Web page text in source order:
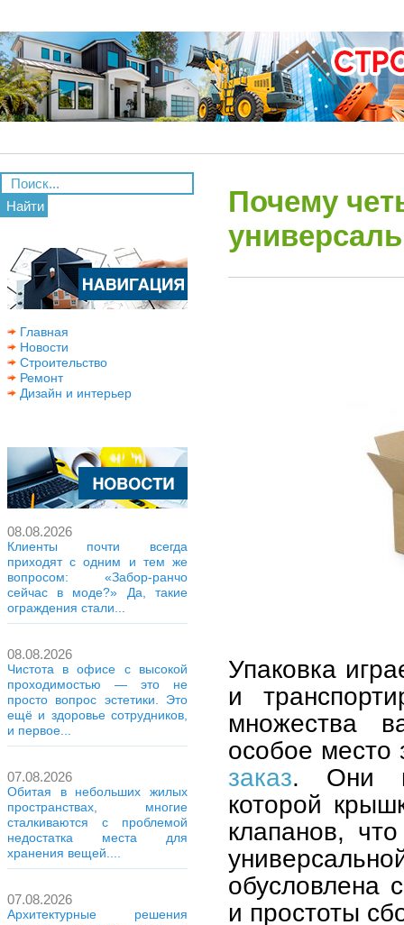
Найти
Главная
Новости
Строительство
Ремонт
Дизайн и интерьер
08.08.2026
Клиенты почти всегда
приходят с одним и тем же
вопросом: «Забор-ранчо
сейчас в моде?» Да, такие
ограждения стали...
08.08.2026
Чистота в офисе с высокой
проходимостью — это не
просто вопрос эстетики. Это
ещё и здоровье сотрудников,
и первое...
07.08.2026
Обитая в небольших жилых
пространствах, многие
сталкиваются с проблемой
недостатка места для
хранения вещей....
07.08.2026
Архитектурные решения
Почему
Упаковка
и
множества
особое
заказ. Они
которой
клапанов,
обусловлена
и простоты